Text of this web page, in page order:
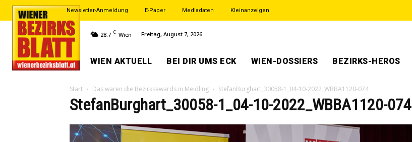
Newsletter-Anmeldung E-Paper Mediadaten Kleinanzeigen
28.7 C Wien Freitag, August 7, 2026
WIEN AKTUELL BEI DIR UMS ECK WIEN-DOSSIERS BEZIRKS-HEROS
Start Das waren die Bezirksawards in Meidling StefanBurghart_30058-1_04-10-2022_WBBA1120-074
StefanBurghart_30058-1_04-10-2022_WBBA1120-074